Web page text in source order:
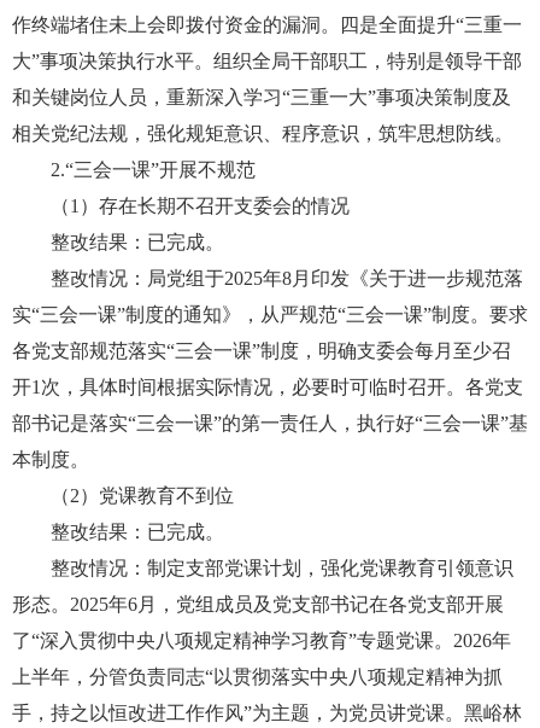
作终端堵住未上会即拨付资金的漏洞。四是全面提升“三重一
大”事项决策执行水平。组织全局干部职工，特别是领导干部
和关键岗位人员，重新深入学习“三重一大”事项决策制度及
相关党纪法规，强化规矩意识、程序意识，筑牢思想防线。
2.“三会一课”开展不规范
（1）存在长期不召开支委会的情况
整改结果：已完成。
整改情况：局党组于2025年8月印发《关于进一步规范落
实“三会一课”制度的通知》，从严规范“三会一课”制度。要求
各党支部规范落实“三会一课”制度，明确支委会每月至少召
开1次，具体时间根据实际情况，必要时可临时召开。各党支
部书记是落实“三会一课”的第一责任人，执行好“三会一课”基
本制度。
（2）党课教育不到位
整改结果：已完成。
整改情况：制定支部党课计划，强化党课教育引领意识
形态。2025年6月，党组成员及党支部书记在各党支部开展
了“深入贯彻中央八项规定精神学习教育”专题党课。2026年
上半年，分管负责同志“以贯彻落实中央八项规定精神为抓
手，持之以恒改进工作作风”为主题，为党员讲党课。黑峪林